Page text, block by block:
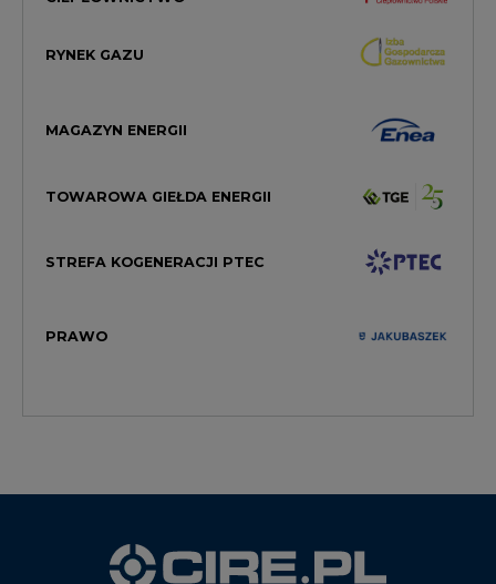
RYNEK GAZU
MAGAZYN ENERGII
TOWAROWA GIEŁDA ENERGII
STREFA KOGENERACJI PTEC
PRAWO